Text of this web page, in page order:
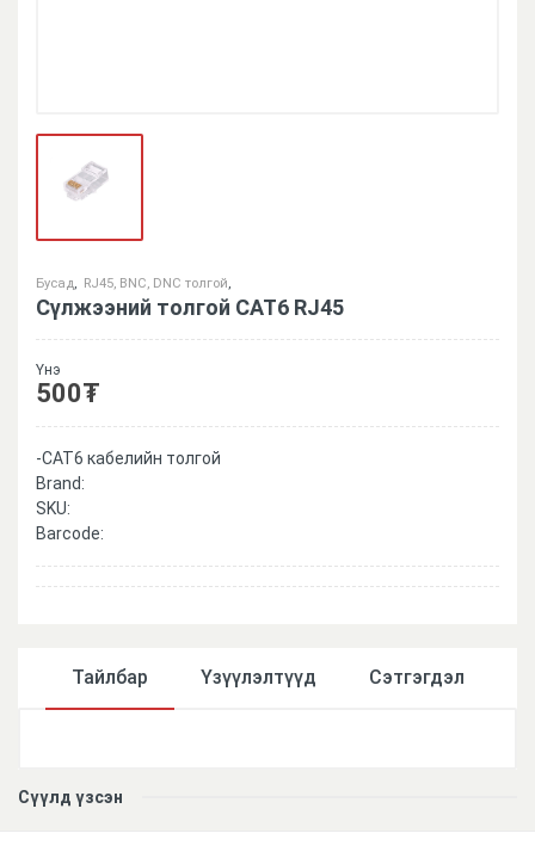
Бусад RJ45, BNC, DNC толгой
Сүлжээний толгой CAT6 RJ45
Үнэ
500₮
-CAT6 кабелийн толгой
Brand:
SKU:
Barcode:
Тайлбар Үзүүлэлтүүд Сэтгэгдэл
Сүүлд үзсэн